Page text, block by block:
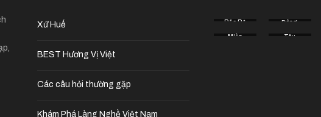
Xứ Huế
BEST Hương Vị Việt
Các câu hỏi thường gặp
Khám Phá Làng Nghề Việt Nam
Bắc Bộ
Đông
Bắc
Miền
Tây